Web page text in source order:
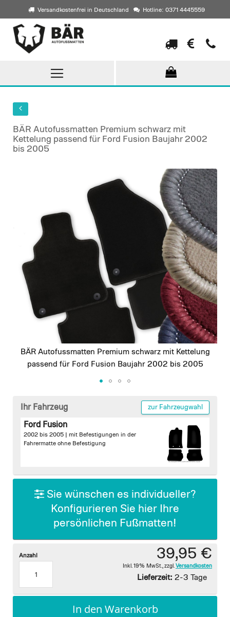
Versandkostenfrei in Deutschland Hotline: 0371 4445559
Direkt
zum
Inhalt
BÄR Autofussmatten Premium schwarz mit
Kettelung passend für Ford Fusion Baujahr 2002
bis 2005
images
gallery
BÄR Autofussmatten Premium schwarz mit Kettelung
passend für Ford Fusion Baujahr 2002 bis 2005
beginning
gallery
Ihr Fahrzeug zur Fahrzeugwahl
Ford Fusion
2002 bis 2005 | mit Befestigungen in der
Fahrermatte ohne Befestigung
Sie wünschen es individueller?
Konfigurieren Sie hier Ihre
persönlichen Fußmatten!
39,95 €
Inkl. 19% MwSt. zzgl. Versandkosten
Lieferzeit: 2-3 Tage
Anzahl
In den Warenkorb